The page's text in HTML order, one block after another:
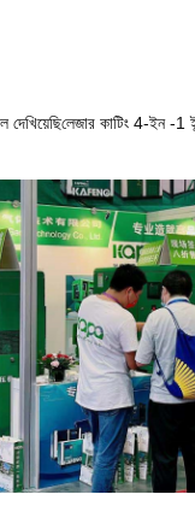
লেজার কাটিং 4-ইন -1